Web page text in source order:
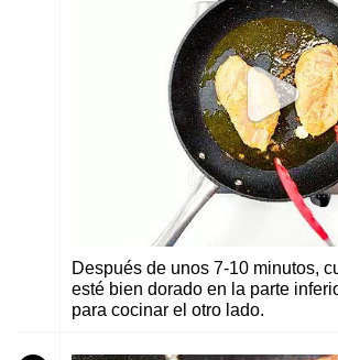
Después de unos 7-10 minutos,
esté bien dorado en la parte
para cocinar el otro lado.